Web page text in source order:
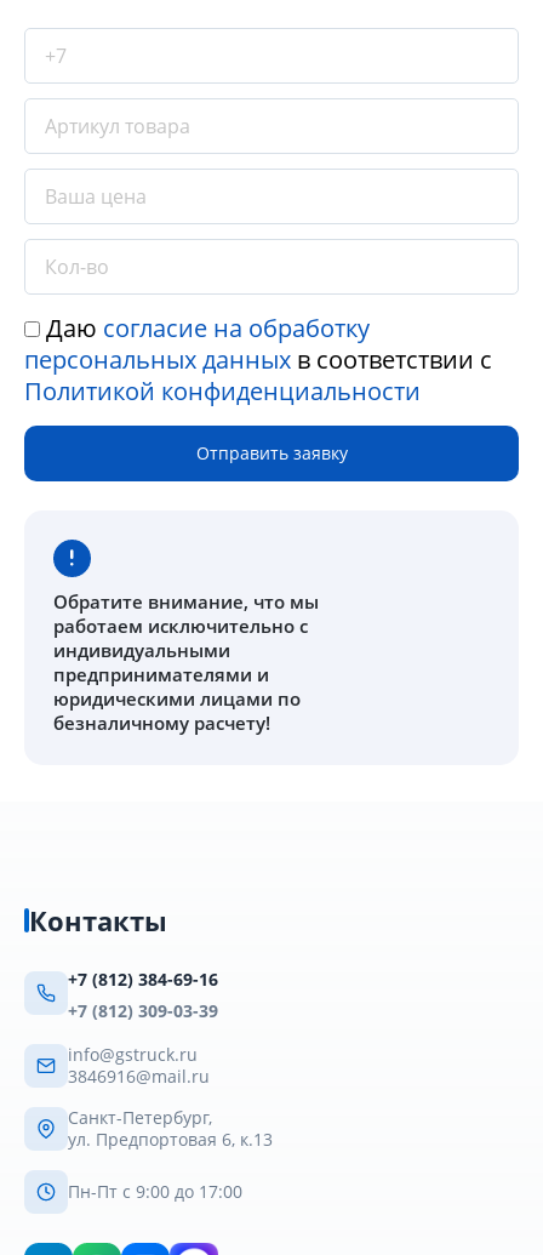
Даю согласие на обработку
персональных данных в соответствии с
Политикой конфиденциальности
Отправить заявку
Обратите внимание, что мы
работаем исключительно с
индивидуальными
предпринимателями и
юридическими лицами по
безналичному расчету!
Контакты
+7 (812) 384-69-16
+7 (812) 309-03-39
info@gstruck.ru
3846916@mail.ru
Санкт-Петербург,
ул. Предпортовая 6, к.13
Пн-Пт с 9:00 до 17:00